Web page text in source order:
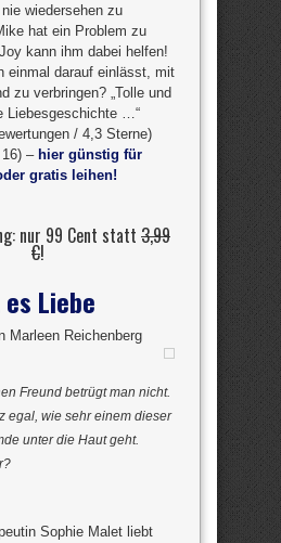
wiedersehen zu
hat ein Problem zu
kann ihm dabei helfen!
einmal darauf einlässt, mit
zu verbringen? „Tolle und
Liebesgeschichte …“
/ 4,3 Sterne)
– hier günstig für
gratis leihen!
nur 99 Cent statt 3,99
€!
Liebe
Marleen Reichenberg
Freund betrügt man nicht.
egal, wie sehr einem dieser
unter die Haut geht.
Sophie Malet liebt